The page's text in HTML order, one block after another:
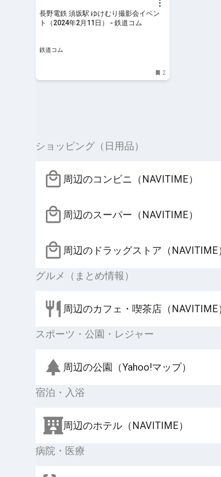
長野電鉄 須坂駅 ゆけむり撮影会イベン
ト（2024年2月11日） - 鉄道コム
鉄道コム
2
ショッピング（日用品）
周辺のコンビニ（NAVITIME）
周辺のスーパー（NAVITIME）
周辺のドラッグストア（NAVITIME
グルメ（まとめ情報）
周辺のカフェ・喫茶店（NAVITIME
スポーツ・公園・レジャー
周辺の公園（Yahoo!マップ）
宿泊・入浴
周辺のホテル（NAVITIME）
病院・医療